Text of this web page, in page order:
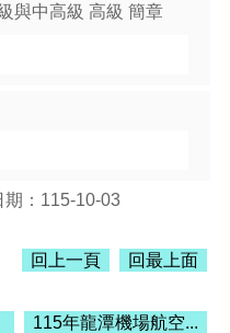
與中高級 高級 簡章
期：115-10-03
回上一頁 回最上面
115年龍潭機場航空...